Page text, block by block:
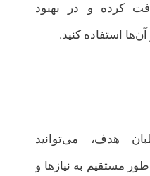
کرده و در بهبود
استفاده کنید.
هدف، می‌توانید
مستقیم به نیازها و